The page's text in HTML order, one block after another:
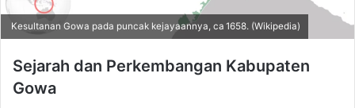
Kesultanan Gowa pada puncak kejayaannya, ca 1658. (Wikipedia)
Sejarah dan Perkembangan Kabupaten
Gowa